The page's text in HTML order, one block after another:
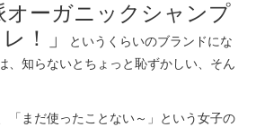
オーガニックシャンプ
！」
というくらいのブランドにな
、知らないとちょっと恥ずかしい、そん
「まだ使ったことない～」という女子の